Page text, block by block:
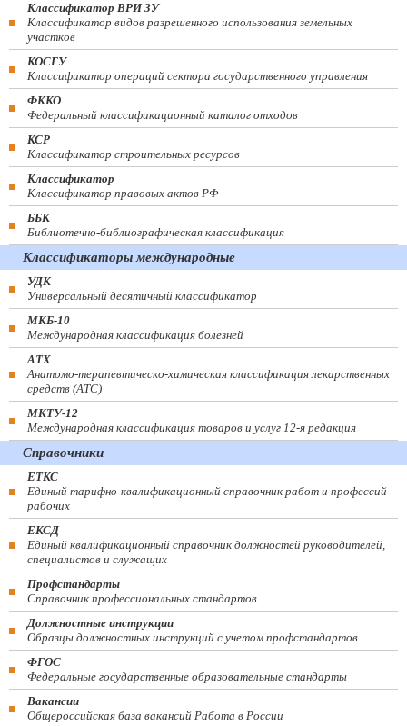
Классификатор ВРИ ЗУ
Классификатор видов разрешенного использования земельных
участков
КОСГУ
Классификатор операций сектора государственного управления
ФККО
Федеральный классификационный каталог отходов
КСР
Классификатор строительных ресурсов
Классификатор
Классификатор правовых актов РФ
ББК
Библиотечно-библиографическая классификация
Классификаторы международные
УДК
Универсальный десятичный классификатор
МКБ-10
Международная классификация болезней
АТХ
Анатомо-терапевтическо-химическая классификация лекарственных
средств (ATC)
МКТУ-12
Международная классификация товаров и услуг 12-я редакция
Справочники
ЕТКС
Единый тарифно-квалификационный справочник работ и профессий
рабочих
ЕКСД
Единый квалификационный справочник должностей руководителей,
специалистов и служащих
Профстандарты
Справочник профессиональных стандартов
Должностные инструкции
Образцы должностных инструкций с учетом профстандартов
ФГОС
Федеральные государственные образовательные стандарты
Вакансии
Общероссийская база вакансий Работа в России